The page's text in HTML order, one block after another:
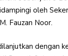
oleh
Fauzan Noor.
dengan